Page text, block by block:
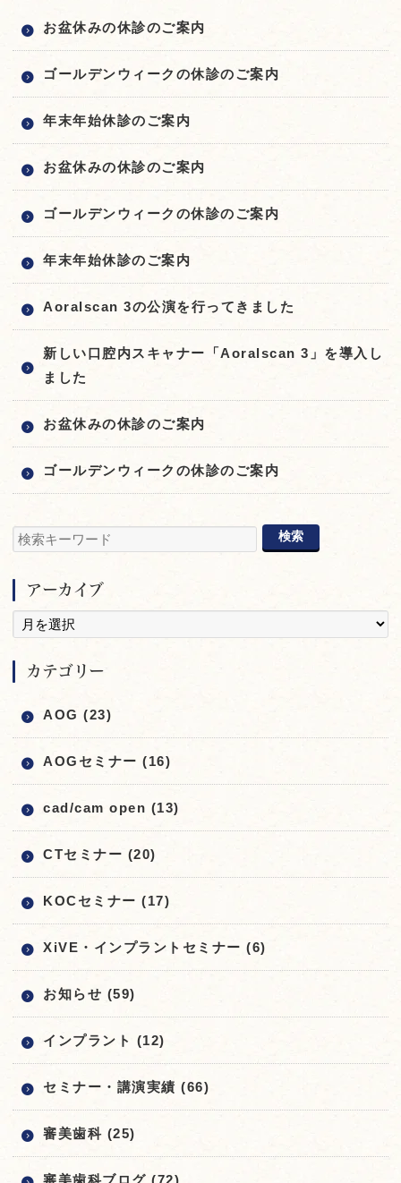
お盆休みの休診のご案内
ゴールデンウィークの休診のご案内
年末年始休診のご案内
お盆休みの休診のご案内
ゴールデンウィークの休診のご案内
年末年始休診のご案内
Aoralscan 3の公演を行ってきました
新しい口腔内スキャナー「Aoralscan 3」を導入し
ました
お盆休みの休診のご案内
ゴールデンウィークの休診のご案内
アーカイブ
カテゴリー
AOG (23)
AOGセミナー (16)
cad/cam open (13)
CTセミナー (20)
KOCセミナー (17)
XiVE・インプラントセミナー (6)
お知らせ (59)
インプラント (12)
セミナー・講演実績 (66)
審美歯科 (25)
審美歯科ブログ (72)